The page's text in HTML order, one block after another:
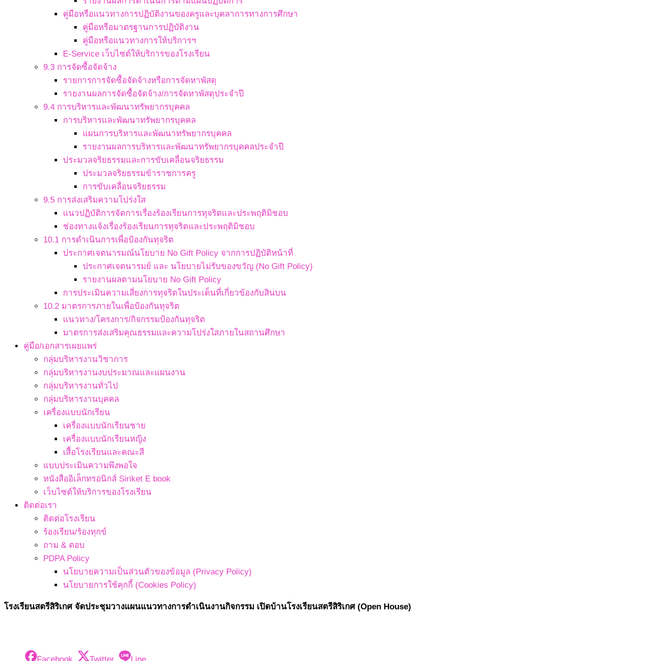
คู่มือหรือแนวทางการปฏิบัติงานของครูและบุคลาการทางการศึกษา
คู่มือหรือมาตรฐานการปฏิบัติงาน
คู่มือหรือแนวทางการให้บริการฯ
E-Service เว็บไซต์ให้บริการของโรงเรียน
9.3 การจัดซื้อจัดจ้าง
รายการการจัดซื้อจัดจ้างหรือการจัดหาพัสดุ
รายงานผลการจัดซื้อจัดจ้าง/การจัดหาพัสดุประจำปี
9.4 การบริหารและพัฒนาทรัพยากรบุคคล
การบริหารและพัฒนาทรัพยากรบุคคล
แผนการบริหารและพัฒนาทรัพยากรบุคคล
รายงานผลการบริหารและพัฒนาทรัพยากรบุคคลประจำปี
ประมวลจริยธรรมและการขับเคลื่อนจริยธรรม
ประมวลจริยธรรมข้าราชการครู
การขับเคลื่อนจริยธรรม
9.5 การส่งเสริมความโปร่งใส
แนวปฏิบัติการจัดการเรื่องร้องเรียนการทุจริตและประพฤติมิชอบ
ช่องทางแจ้งเรื่องร้องเรียนการทุจริตและประพฤติมิชอบ
10.1 การดำเนินการเพื่อป้องกันทุจริต
ประกาศเจตนารมณ์นโยบาย No Gift Policy จากการปฏิบัติหน้าที่
ประกาศเจตนารมย์ และ นโยบายไม่รับของขวัญ (No Gift Policy)
รายงานผลตามนโยบาย No Gift Policy
การประเมินความเสี่ยงการทุจริตในประเด็นที่เกี่ยวข้องกับสินบน
10.2 มาตรการภายในเพื่อป้องกันทุจริต
แนวทาง/โครงการ/กิจกรรมป้องกันทุจริต
มาตรการส่งเสริมคุณธรรมและความโปร่งใสภายในสถานศึกษา
คู่มือ/เอกสารเผยแพร่
กลุ่มบริหารงานวิชาการ
กลุ่มบริหารงานงบประมาณและแผนงาน
กลุ่มบริหารงานทั่วไป
กลุ่มบริหารงานบุคคล
เครื่องแบบนักเรียน
เครื่องแบบนักเรียนชาย
เครื่องแบบนักเรียนหญิง
เสื้อโรงเรียนและคณะสี
แบบประเมินความพึงพอใจ
หนังสืออิเล็กทรอนิกส์ Siriket E book
เว็บไซต์ให้บริการของโรงเรียน
ติดต่อเรา
ติดต่อโรงเรียน
ร้องเรียน/ร้องทุกข์
ถาม & ตอบ
PDPA Policy
นโยบายความเป็นส่วนตัวของข้อมูล (Privacy Policy)
นโยบายการใช้คุกกี้ (Cookies Policy)
โรงเรียนสตรีสิริเกศ จัดประชุมวางแผนแนวทางการดำเนินงานกิจกรรม เปิดบ้านโรงเรียนสตรีสิริเกศ (Open House)